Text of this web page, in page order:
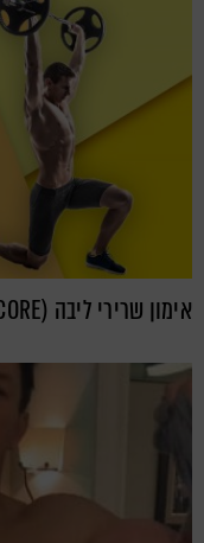
אימון שרירי ליבה (CORE): הדרך לריבועים ועוד הרבה יותר